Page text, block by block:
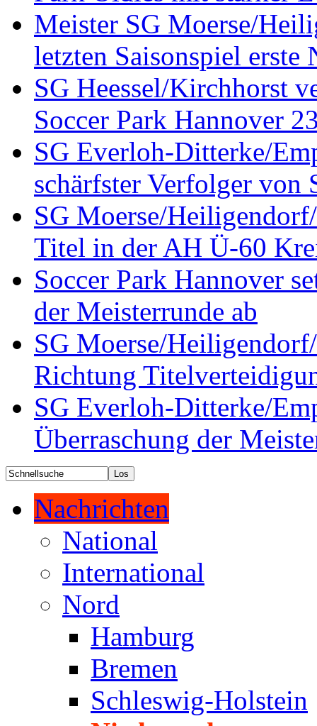
Meister SG Moerse/
letzten Saisonspiel erste
SG Heessel/Kirchhorst
Soccer Park Hannover
SG Everloh-Ditterke/
schärfster Verfolger von
SG Moerse/
Titel in der AH Ü-60
Soccer Park Hannover
der Meisterrunde ab
SG Moerse/
Richtung
SG Everloh-Ditterke/
Überraschung der
Nachrichten
National
International
Nord
Hamburg
Bremen
Schleswig-Holstein